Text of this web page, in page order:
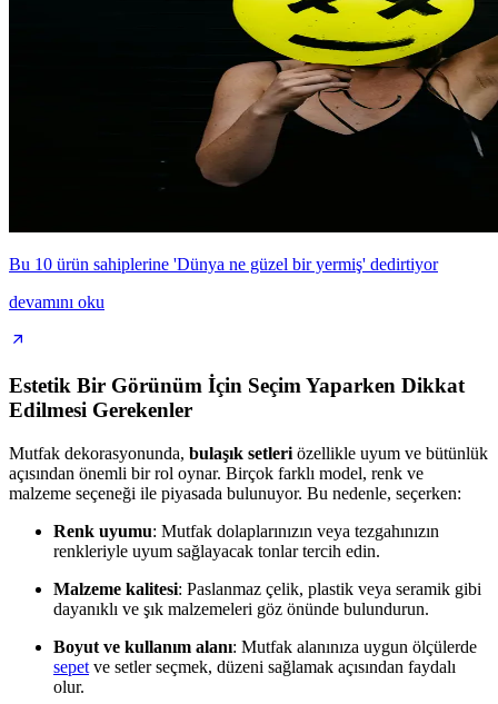
Bu 10 ürün sahiplerine 'Dünya ne güzel bir yermiş' dedirtiyor
devamını oku
Estetik Bir Görünüm İçin Seçim Yaparken Dikkat
Edilmesi Gerekenler
Mutfak dekorasyonunda, bulaşık setleri özellikle uyum ve bütünlük
açısından önemli bir rol oynar. Birçok farklı model, renk ve
malzeme seçeneği ile piyasada bulunuyor. Bu nedenle, seçerken:
Renk uyumu: Mutfak dolaplarınızın veya tezgahınızın
renkleriyle uyum sağlayacak tonlar tercih edin.
Malzeme kalitesi: Paslanmaz çelik, plastik veya seramik gibi
dayanıklı ve şık malzemeleri göz önünde bulundurun.
Boyut ve kullanım alanı: Mutfak alanınıza uygun ölçülerde
sepet ve setler seçmek, düzeni sağlamak açısından faydalı
olur.